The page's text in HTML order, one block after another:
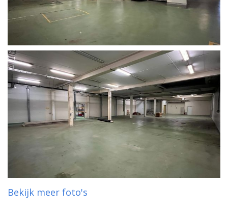
Bekijk meer foto's